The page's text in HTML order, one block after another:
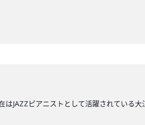
JAZZピアニストとして活躍されている大